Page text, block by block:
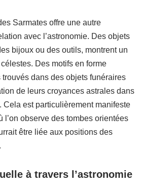
Sarmates offre une autre
avec l’astronomie. Des objets
bijoux ou des outils, montrent un
Des motifs en forme
trouvés dans des objets funéraires
de leurs croyances astrales dans
Cela est particulièrement manifeste
l’on observe des tombes orientées
être liée aux positions des
à travers l’astronomie